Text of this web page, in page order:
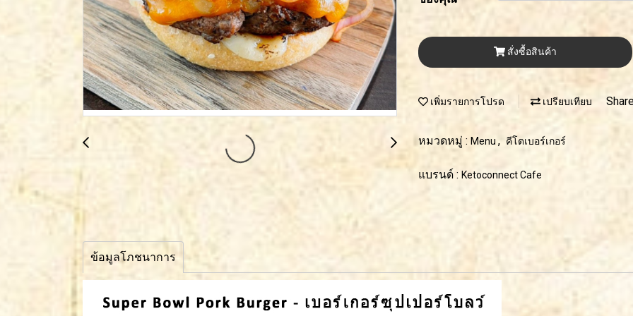
สั่งซื้อสินค้า
เพิ่มรายการโปรด เปรียบเทียบ
หมวดหมู่ : Menu , คีโตเบอร์เกอร์
แบรนด์ : Ketoconnect Cafe
ข้อมูลโภชนาการ